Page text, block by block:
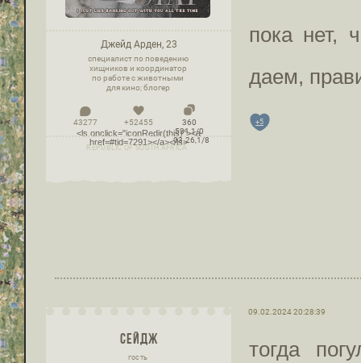
Джейд Арден, 23
специалист по поведению
хищников и координатор
по работе с животными
для кино; блогер
43277 +52455
360
531,1/0
03.26,1/8
REPUBLIC OF SOUTH AFRICA
<ls onclick="iconRedir(this)"><a
href=#tid=7291></a></ls>
пока нет,
даем,
+5
09.02.2024 20:28:39
СЕЙДЖ
гость
тогда